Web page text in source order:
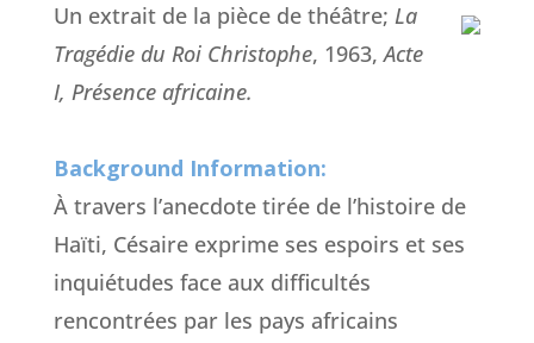
Un extrait de la pièce de théâtre; La
Tragédie du Roi Christophe, 1963,Acte
I, Présence africaine.
Background Information:
À travers l’anecdote tirée de l’histoire de
Haïti, Césaire exprime ses espoirs et ses
inquiétudes face aux difficultés
rencontrées par les pays africains